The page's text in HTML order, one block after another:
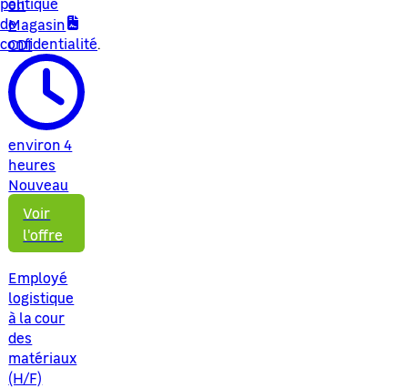
de
confidentialité.
Magasin
CDI
environ 4
heures
Nouveau
Voir
l'offre
Employé
logistique
à la cour
des
matériaux
(H/F)